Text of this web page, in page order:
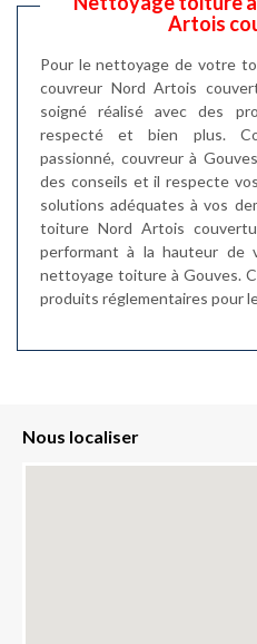
Artois
Pour le nettoyage de votre
couvreur Nord Artois
soigné réalisé avec des
respecté et bien plus.
passionné, couvreur à
des conseils et il respecte
solutions adéquates à vos
toiture Nord Artois
performant à la hauteur
nettoyage toiture à Gouves.
produits réglementaires pour
Nous localiser